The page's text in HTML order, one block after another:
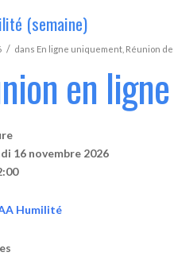
(semaine)
/ dans En ligne uniquement Réunion
en
16 novembre 2026
Humilité